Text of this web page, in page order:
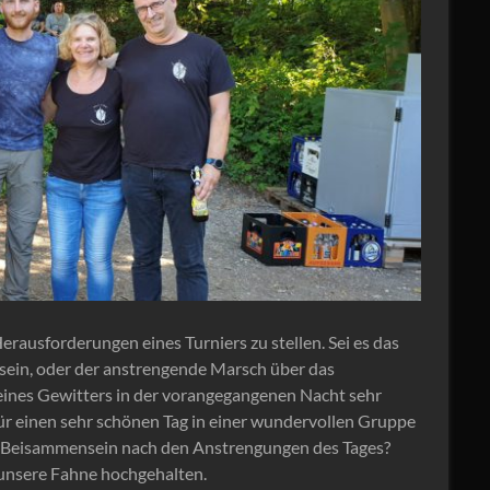
eines Turniers zu stellen. Sei es das
oder der anstrengende Marsch über das
Gewitters in der vorangegangenen Nacht sehr
sehr schönen Tag in einer wundervollen Gruppe
nach den Anstrengungen des Tages?
Fahne hochgehalten.